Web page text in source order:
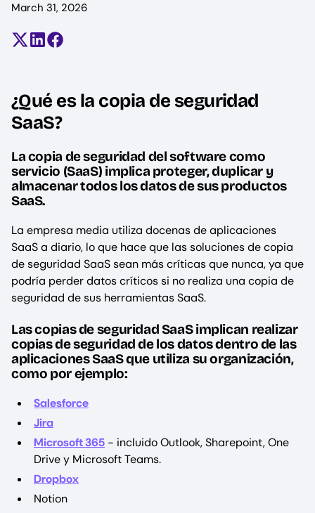
March 31, 2026
Compartir en X (antes Twitter)
Compartir en LinkedIn
Compartir en Facebook
¿Qué es la copia de seguridad
SaaS?
La copia de seguridad del software como
servicio (SaaS) implica proteger, duplicar y
almacenar todos los datos de sus productos
SaaS.
La empresa media utiliza docenas de aplicaciones
SaaS a diario, lo que hace que las soluciones de copia
de seguridad SaaS sean más críticas que nunca, ya que
podría perder datos críticos si no realiza una copia de
seguridad de sus herramientas SaaS.
Las copias de seguridad SaaS implican realizar
copias de seguridad de los datos dentro de las
aplicaciones SaaS que utiliza su organización,
como por ejemplo:
Salesforce
Jira
Microsoft 365 - incluido Outlook, Sharepoint, One
Drive y Microsoft Teams.
Dropbox
Notion